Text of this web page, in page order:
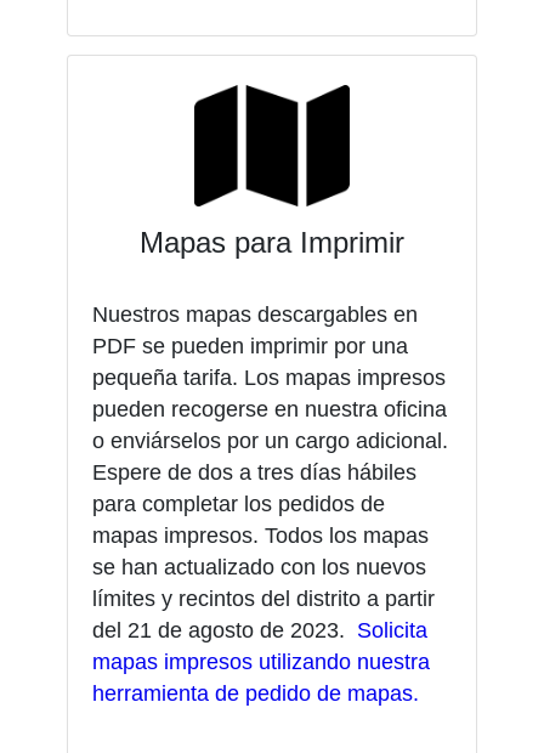
Mapas para Imprimir
Nuestros mapas descargables en
PDF se pueden imprimir por una
pequeña tarifa. Los mapas impresos
pueden recogerse en nuestra oficina
o enviárselos por un cargo adicional.
Espere de dos a tres días hábiles
para completar los pedidos de
mapas impresos. Todos los mapas
se han actualizado con los nuevos
límites y recintos del distrito a partir
del 21 de agosto de 2023. Solicita
mapas impresos utilizando nuestra
herramienta de pedido de mapas.